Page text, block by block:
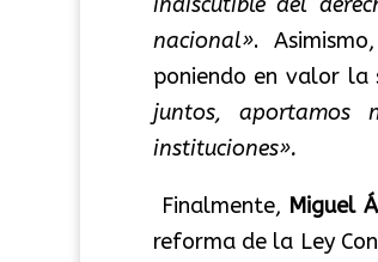
nacional». Asimismo,
poniendo en valor la
juntos, aportamos
instituciones».
Finalmente, Miguel
reforma de la Ley